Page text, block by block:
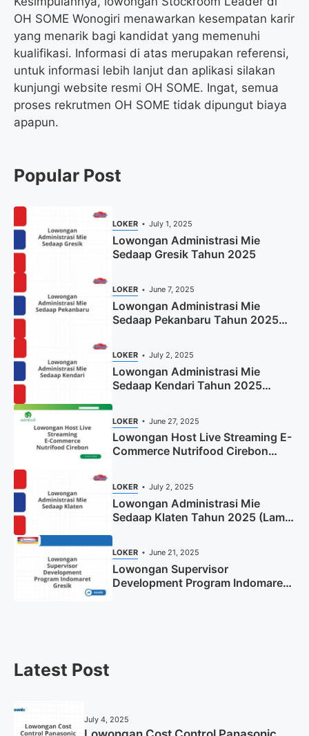
OH SOME Wonogiri menawarkan kesempatan karir
yang menarik bagi kandidat yang memenuhi
kualifikasi. Informasi di atas merupakan referensi,
untuk informasi lebih lanjut dan aplikasi silakan
kunjungi website resmi OH SOME. Ingat, semua
proses rekrutmen OH SOME tidak dipungut biaya
apapun.
Popular Post
LOKER July 1, 2025
Lowongan Administrasi Mie
Sedaap Gresik Tahun 2025
LOKER June 7, 2025
Lowongan Administrasi Mie
Sedaap Pekanbaru Tahun 2025
LOKER July 2, 2025
Lowongan Administrasi Mie
Sedaap Kendari Tahun 2025
LOKER June 27, 2025
Lowongan Host Live Streaming E-
Commerce Nutrifood Cirebon
LOKER July 2, 2025
Lowongan Administrasi Mie
Sedaap Klaten Tahun 2025 (Lamar
LOKER June 21, 2025
Lowongan Supervisor
Development Program Indomaret
Latest Post
July 4, 2025